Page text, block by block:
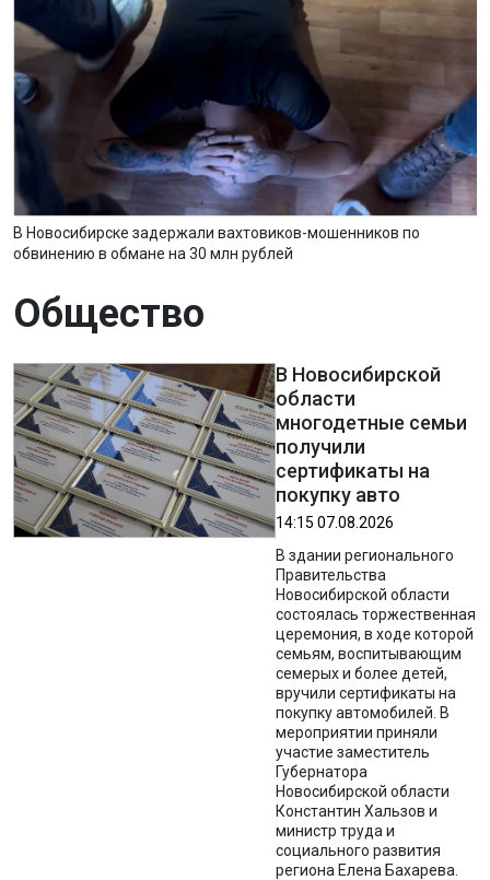
В Новосибирске задержали вахтовиков-мошенников по
обвинению в обмане на 30 млн рублей
Общество
В Новосибирской
области
многодетные семьи
получили
сертификаты на
покупку авто
14:15 07.08.2026
В здании регионального
Правительства
Новосибирской области
состоялась торжественная
церемония, в ходе которой
семьям, воспитывающим
семерых и более детей,
вручили сертификаты на
покупку автомобилей. В
мероприятии приняли
участие заместитель
Губернатора
Новосибирской области
Константин Хальзов и
министр труда и
социального развития
региона Елена Бахарева.